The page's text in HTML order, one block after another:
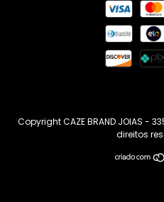
Copyright CAZE BRAND JOIAS -
direitos